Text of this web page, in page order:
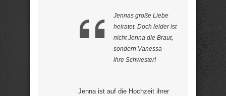
Jennas große Liebe
heiratet. Doch leider ist
nicht Jenna die Braut,
sondern Vanessa –
ihre Schwester!
Jenna ist auf die Hochzeit ihrer